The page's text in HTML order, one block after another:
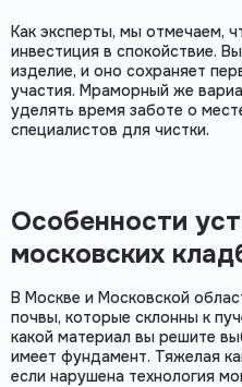
Как эксперты, мы отмечаем,
инвестиция в спокойствие.
изделие, и оно сохраняет
участия. Мраморный же
уделять время заботе о
специалистов для чистки.
Особенности
московских
В Москве и Московской
почвы, которые склонны к
какой материал вы решите
имеет фундамент. Тяжелая
если нарушена технология